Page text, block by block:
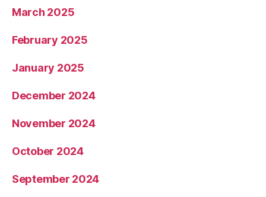
March 2025
February 2025
January 2025
December 2024
November 2024
October 2024
September 2024